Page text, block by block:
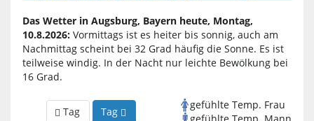
Das Wetter in Augsburg, Bayern heute, Montag,
10.8.2026: Vormittags ist es heiter bis sonnig, auch am
Nachmittag scheint bei 32 Grad häufig die Sonne. Es ist
teilweise windig. In der Nacht nur leichte Bewölkung bei
16 Grad.
Tag Tag
gefühlte Temp. Frau